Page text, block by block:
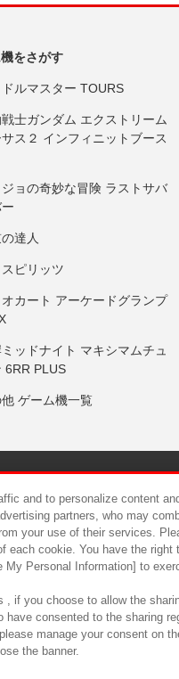
をさがす
ルマスター TOURS
士ガンダム エクストリーム
ス２ インフィニットブース
ョの奇妙な冒険 ラストサバ
達人
ピリッツ
カート アーケードグランプ
ッドナイト マキシマムチュ
6RR PLUS
ゲーム機一覧
について カスタマーハラ
and to personalize content
partners, who may
your use of their services.
each cookie. You have the right
Personal Information] to
, if you choose to allow the
have consented to the sharing
manage your consent on
the banner.